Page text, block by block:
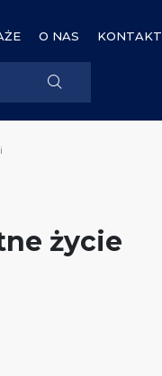
O NAS KONTAKT
życie